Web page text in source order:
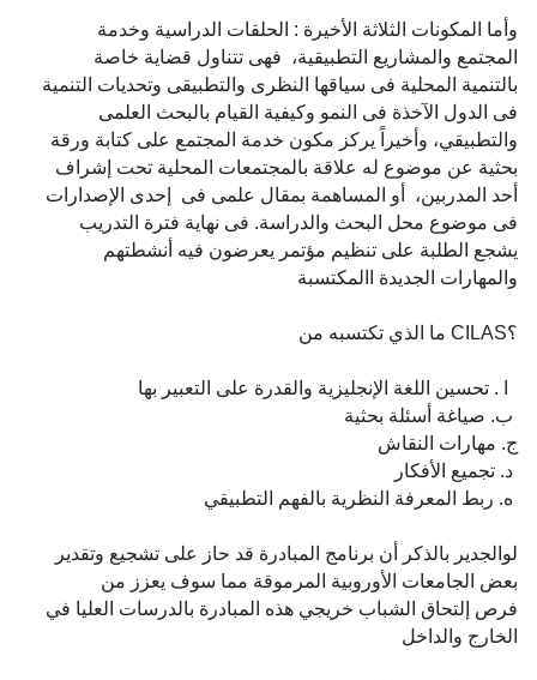
وأما المكونات الثلاثة الأخيرة : الحلقات الدراسية وخدمة
المجتمع والمشاريع التطبيقية، فهى تتناول قضاية خاصة
بالتنمية المحلية فى سياقها النظرى والتطبيقى وتحديات التنمية
فى الدول الآخذة فى النمو وكيفية القيام بالبحث العلمى
والتطبيقي، وأخيراً يركز مكون خدمة المجتمع على كتابة ورقة
بحثية عن موضوع له علاقة بالمجتمعات المحلية تحت إشراف
أحد المدربين، أو المساهمة بمقال علمى فى إحدى الإصدارات
فى موضوع محل البحث والدراسة. فى نهاية فترة التدريب
يشجع الطلبة على تنظيم مؤتمر يعرضون فيه أنشطتهم
والمهارات الجديدة االمكتسبة
؟CILAS ما الذي تكتسبه من
ا . تحسين اللغة الإنجليزية والقدرة على التعبير بها
ب. صياغة أسئلة بحثية
ج. مهارات النقاش
د. تجميع الأفكار
ه. ربط المعرفة النظرية بالفهم التطبيقي
لوالجدير بالذكر أن برنامج المبادرة قد حاز على تشجيع وتقدير
بعض الجامعات الأوروبية المرموقة مما سوف يعزز من
فرص إلتحاق الشباب خريجي هذه المبادرة بالدرسات العليا في
الخارج والداخل